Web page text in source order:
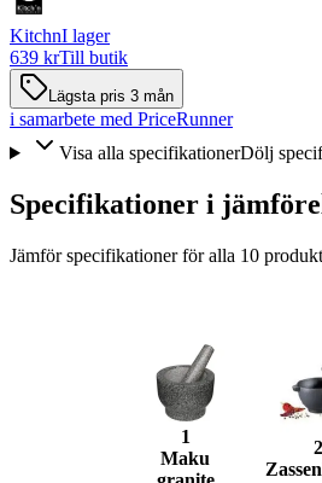
KitchnI lager
639 krTill butik
Lägsta pris 3 mån
i samarbete med PriceRunner
Visa alla specifikationerDölj
Specifikationer i
Jämför specifikationer för alla 10
1
Maku
2